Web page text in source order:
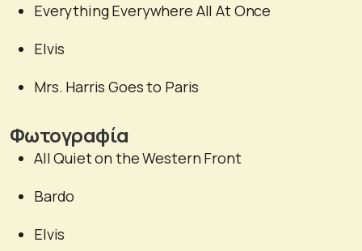
Everything Everywhere All At Once
Elvis
Mrs. Harris Goes to Paris
Φωτογραφία
All Quiet on the Western Front
Bardo
Elvis